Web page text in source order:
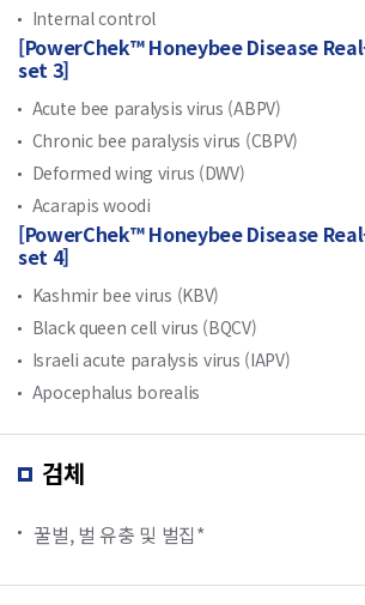
Internal control
[PowerChek™ Honeybee Disease
set 3]
Acute bee paralysis virus (ABPV)
Chronic bee paralysis virus (CBPV)
Deformed wing virus (DWV)
Acarapis woodi
[PowerChek™ Honeybee Disease
set 4]
Kashmir bee virus (KBV)
Black queen cell virus (BQCV)
Israeli acute paralysis virus (IAPV)
Apocephalus borealis
검체
꿀벌, 벌 유충 및 벌집*